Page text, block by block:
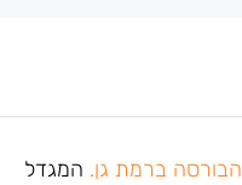
ברמת גן. המגדל